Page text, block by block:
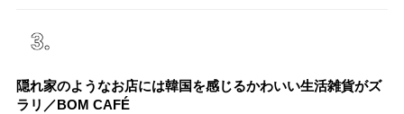
隠れ家のようなお店には韓国を感じるかわいい生活雑貨がズ
ラリ／BOM CAFÉ